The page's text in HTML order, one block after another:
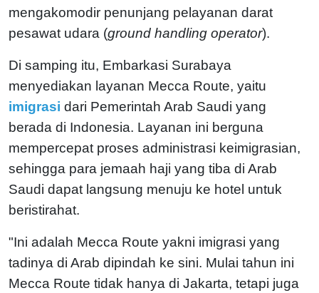
mengakomodir penunjang pelayanan darat
pesawat udara (ground handling operator).
Di samping itu, Embarkasi Surabaya
menyediakan layanan Mecca Route, yaitu
imigrasi dari Pemerintah Arab Saudi yang
berada di Indonesia. Layanan ini berguna
mempercepat proses administrasi keimigrasian,
sehingga para jemaah haji yang tiba di Arab
Saudi dapat langsung menuju ke hotel untuk
beristirahat.
"Ini adalah Mecca Route yakni imigrasi yang
tadinya di Arab dipindah ke sini. Mulai tahun ini
Mecca Route tidak hanya di Jakarta, tetapi juga